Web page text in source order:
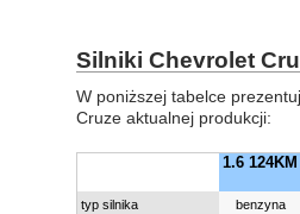
Silniki Chevrolet
W poniższej tabelce
Cruze aktualnej produkcji:
1.6 124KM
typ silnika
benzyna